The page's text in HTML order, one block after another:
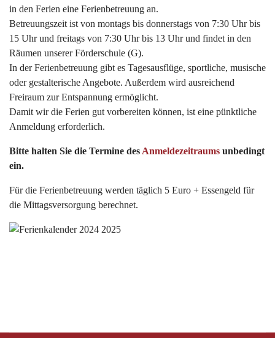
in den Ferien eine Ferienbetreuung an.
Betreuungszeit ist von montags bis donnerstags von 7:30 Uhr bis
15 Uhr und freitags von 7:30 Uhr bis 13 Uhr und findet in den
Räumen unserer Förderschule (G).
In der Ferienbetreuung gibt es Tagesausflüge, sportliche, musische
oder gestalterische Angebote. Außerdem wird ausreichend
Freiraum zur Entspannung ermöglicht.
Damit wir die Ferien gut vorbereiten können, ist eine pünktliche
Anmeldung erforderlich.
Bitte halten Sie die Termine des Anmeldezeitraums unbedingt
ein.
Für die Ferienbetreuung werden täglich 5 Euro + Essengeld für
die Mittagsversorgung berechnet.